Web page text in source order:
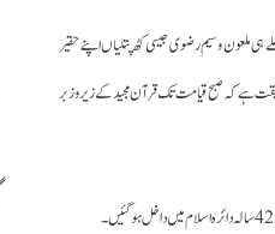
ہی ملعون وسیم رضوی جیسی کٹھ پتلیاں اپنے حقیر
ہے کہ صبح قیامت تک قرآن مجید کے زیر و زبر